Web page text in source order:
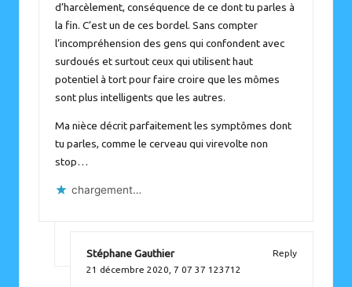
d’harcèlement, conséquence de ce dont tu parles à
la fin. C’est un de ces bordel. Sans compter
l’incompréhension des gens qui confondent avec
surdoués et surtout ceux qui utilisent haut
potentiel à tort pour faire croire que les mômes
sont plus intelligents que les autres.
Ma nièce décrit parfaitement les symptômes dont
tu parles, comme le cerveau qui virevolte non
stop…
chargement…
Stéphane Gauthier
Reply
21 décembre 2020, 7 07 37 123712